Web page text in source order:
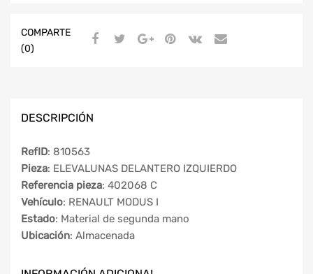
COMPARTE
(0)
DESCRIPCIÓN
RefID: 810563
Pieza: ELEVALUNAS DELANTERO IZQUIERDO
Referencia pieza: 402068 C
Vehículo: RENAULT MODUS I
Estado: Material de segunda mano
Ubicación: Almacenada